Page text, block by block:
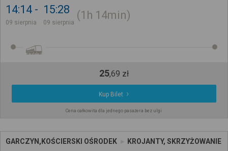
14:14
09 sierpnia
15:28
09 sierpnia
1h 14min
25,69 zł
Kup Bilet
Cena całkowita dla jednego pasażera bez ulgi
GARCZYN,KOŚCIERSKI OŚRODEK KROJANTY, SKRZYŻOWANIE